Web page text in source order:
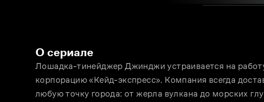
О сериале
Лошадка-тинейджер Джинджи устраивается на
корпорацию «Кейд-экспресс». Компания всегда
любую точку города: от жерла вулкана до морских